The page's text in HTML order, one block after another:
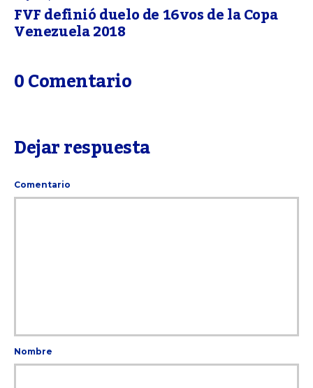
FVF definió duelo de 16vos de la Copa
Venezuela 2018
0 Comentario
Dejar respuesta
Comentario
Nombre